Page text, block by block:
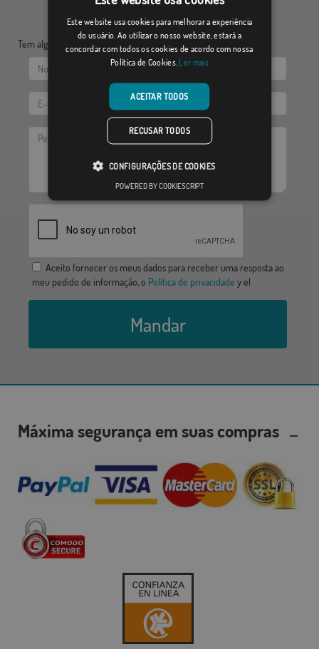
Tem alguma dúvida? Envie-nos as suas questões:
Aceito fornecer os meus dados para receber uma resposta ao
meu pedido de informação, o Política de privacidade y el
Mandar
Máxima segurança em suas compras
Este website usa cookies para melhorar a experiência
do usuário. Ao utilizar o nosso website, estará a
concordar com todos os cookies de acordo com nossa
Política de Cookies. Ler mais
ACEITAR TODOS
RECUSAR TODOS
CONFIGURAÇÕES DE COOKIES
POWERED BY COOKIESCRIPT